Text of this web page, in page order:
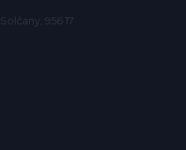
Solčany, 956 17